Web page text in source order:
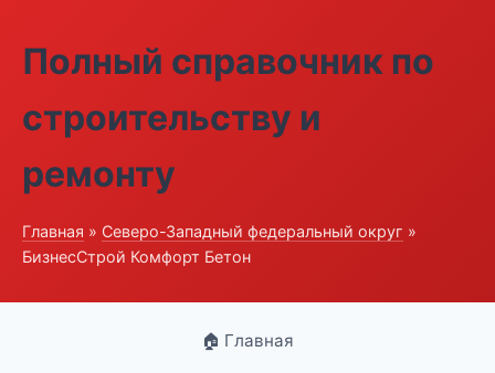
Полный справочник по
строительству и
ремонту
Главная » Северо-Западный федеральный округ »
БизнесСтрой Комфорт Бетон
🏠 Главная